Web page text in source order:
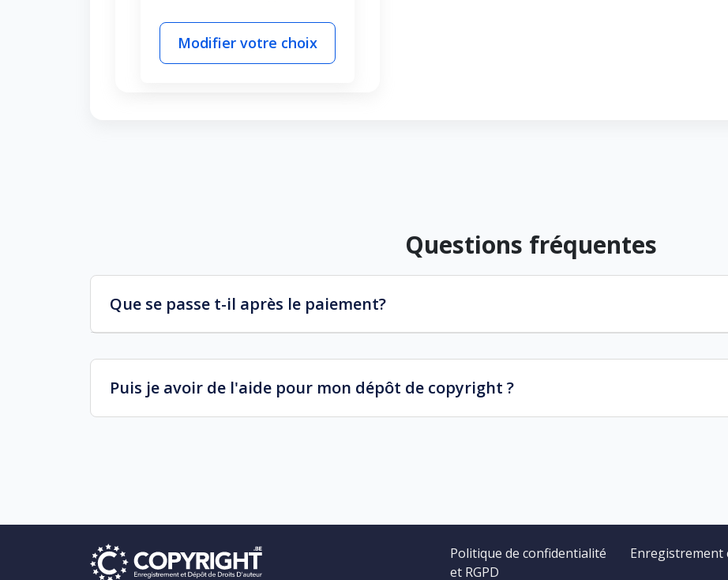
Modifier votre choix
Questions fréquentes
Que se passe t-il après le paiement?
Puis je avoir de l'aide pour mon dépôt de copyright ?
Politique de confidentialité
et RGPD
Enregistrement